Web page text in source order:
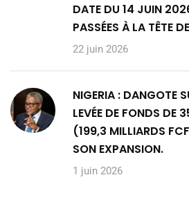
DATE DU 14 JUIN
PASSÉES À LA TÊTE
22 juin 2026
NIGERIA : DANGOTE
LEVÉE DE FONDS DE
(199,3 MILLIARDS
SON EXPANSION.
1 juin 2026